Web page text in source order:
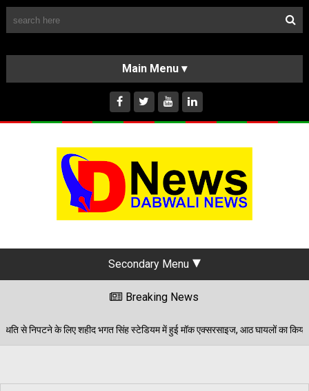
HOME
ABOUT US
INSTAGRAM
Secondary Menu
Breaking News
सिंह स्टेडियम में हुई मॉक एक्सरसाइज, आठ घायलों का किया गया रेस्क्यू